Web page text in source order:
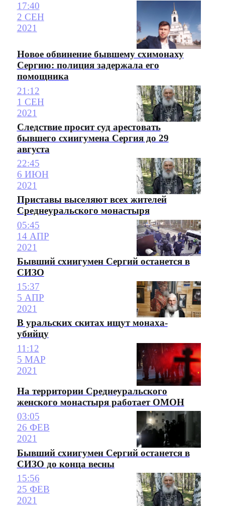
17:40
2 СЕН
2021
Новое обвинение бывшему схимонаху
Сергию: полиция задержала его
помощника
21:12
1 СЕН
2021
Следствие просит суд арестовать
бывшего схиигумена Сергия до 29
августа
22:45
6 ИЮН
2021
Приставы выселяют всех жителей
Среднеуральского монастыря
05:45
14 АПР
2021
Бывший схиигумен Сергий останется в
СИЗО
15:37
5 АПР
2021
В уральских скитах ищут монаха-
убийцу
11:12
5 МАР
2021
На территории Среднеуральского
женского монастыря работает ОМОН
03:05
26 ФЕВ
2021
Бывший схиигумен Сергий останется в
СИЗО до конца весны
15:56
25 ФЕВ
2021